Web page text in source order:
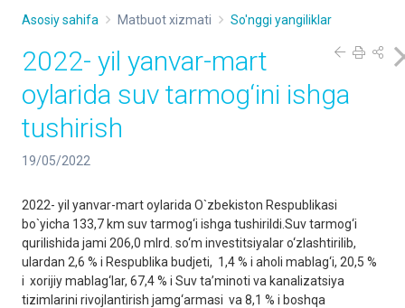
Asosiy sahifa Matbuot xizmati So'nggi yangiliklar
2022- yil yanvar-mart
oylarida suv tarmog‘ini ishga
tushirish
19/05/2022
2022- yil yanvar-mart oylarida O`zbekiston Respublikasi
bo`yicha 133,7 km suv tarmog‘i ishga tushirildi.Suv tarmog‘i
qurilishida jami 206,0 mlrd. so‘m investitsiyalar o‘zlashtirilib,
ulardan 2,6 % i Respublika budjeti, 1,4 % i aholi mablag‘i, 20,5 %
i xorijiy mablag‘lar, 67,4 % i Suv ta’minoti va kanalizatsiya
tizimlarini rivojlantirish jamg‘armasi va 8,1 % i boshqa